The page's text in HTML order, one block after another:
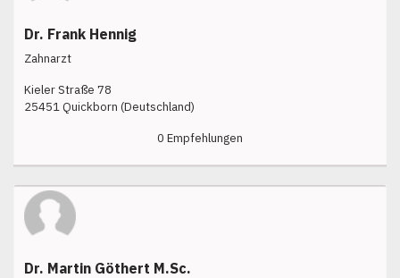
Dr. Frank Hennig
Zahnarzt
Kieler Straße 78
25451 Quickborn (Deutschland)
0 Empfehlungen
Dr. Martin Göthert M.Sc.